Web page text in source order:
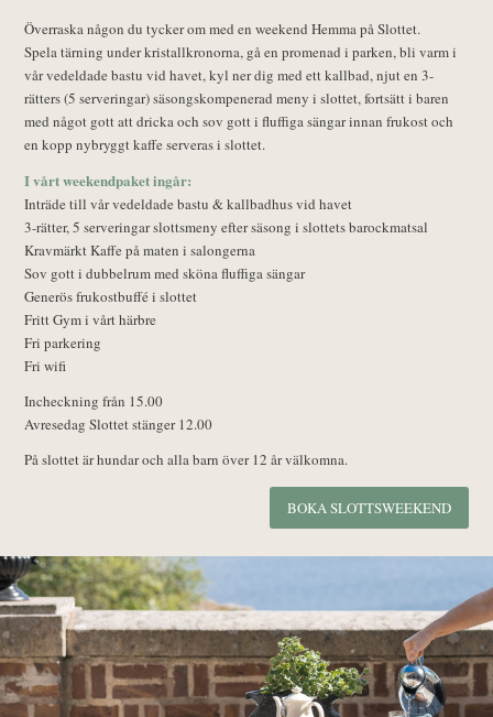
Överraska någon du tycker om med en weekend Hemma på Slottet.
Spela tärning under kristallkronorna, gå en promenad i parken, bli varm i
vår vedeldade bastu vid havet, kyl ner dig med ett kallbad, njut en 3-
rätters (5 serveringar) säsongskompenerad meny i slottet, fortsätt i baren
med något gott att dricka och sov gott i fluffiga sängar innan frukost och
en kopp nybryggt kaffe serveras i slottet.
I vårt weekendpaket ingår:
Inträde till vår vedeldade bastu & kallbadhus vid havet
3-rätter, 5 serveringar slottsmeny efter säsong i slottets barockmatsal
Kravmärkt Kaffe på maten i salongerna
Sov gott i dubbelrum med sköna fluffiga sängar
Generös frukostbuffé i slottet
Fritt Gym i vårt härbre
Fri parkering
Fri wifi
Incheckning från 15.00
Avresedag Slottet stänger 12.00
På slottet är hundar och alla barn över 12 år välkomna.
BOKA SLOTTSWEEKEND